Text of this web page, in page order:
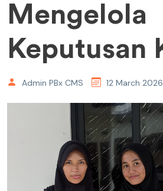
Mengelola
Keputusan
Admin PBx CMS 12 March 2026